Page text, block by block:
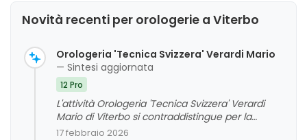
Novità recenti per orologerie a Viterbo
Orologeria 'Tecnica Svizzera' Verardi Mario
— Sintesi aggiornata
12 Pro
L'attività Orologeria 'Tecnica Svizzera' Verardi
Mario di Viterbo si contraddistingue per la
competenza, professionalità e cortesia del
17 febbraio 2026